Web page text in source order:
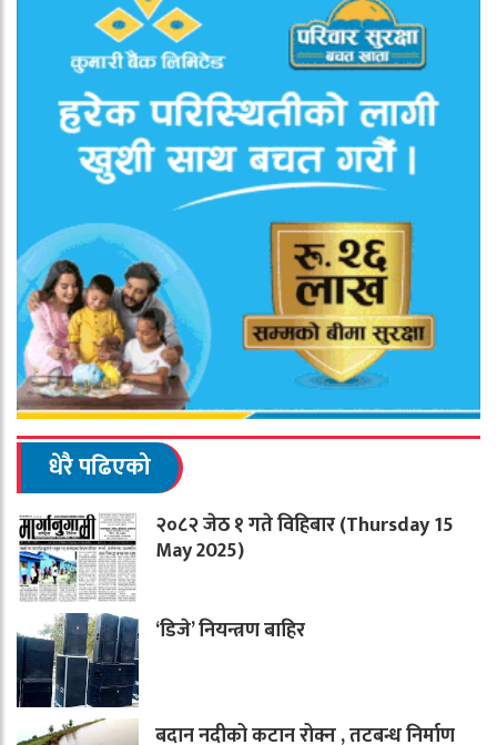
धेरै पढिएको
२०८२ जेठ १ गते विहिबार (Thursday 15
May 2025)
‘डिजे’ नियन्त्रण बाहिर
बदान नदीको कटान रोक्न , तटबन्ध निर्माण